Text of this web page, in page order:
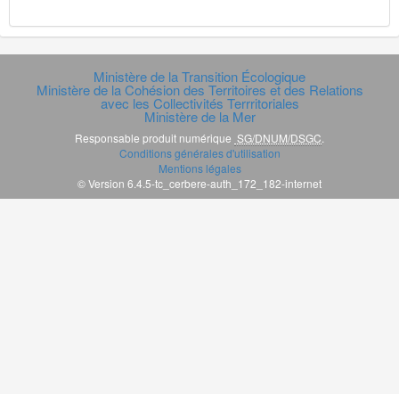
Ministère de la Transition Écologique
Ministère de la Cohésion des Territoires et des Relations
avec les Collectivités Terrritoriales
Ministère de la Mer
Responsable produit numérique SG/DNUM/DSGC.
Conditions générales d'utilisation
Mentions légales
© Version 6.4.5-tc_cerbere-auth_172_182-internet